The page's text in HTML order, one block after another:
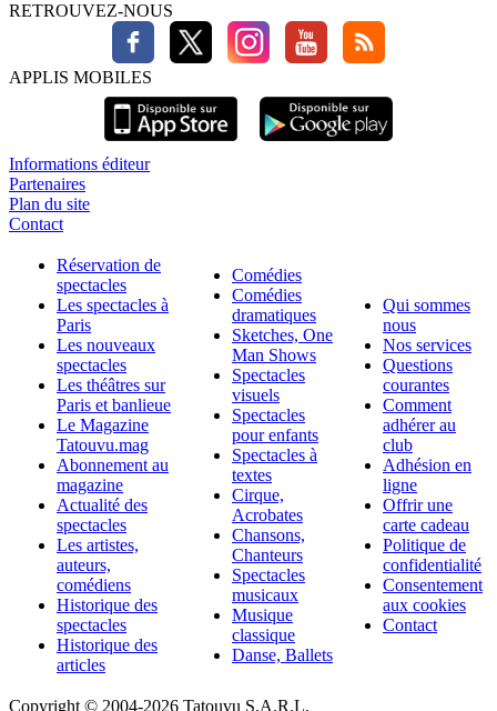
RETROUVEZ-NOUS
APPLIS MOBILES
Informations éditeur
Partenaires
Plan du site
Contact
Réservation de
spectacles
Les spectacles à
Paris
Les nouveaux
spectacles
Les théâtres sur
Paris et banlieue
Le Magazine
Tatouvu.mag
Abonnement au
magazine
Actualité des
spectacles
Les artistes,
auteurs,
comédiens
Historique des
spectacles
Historique des
articles
Comédies
Comédies
dramatiques
Sketches, One
Man Shows
Spectacles
visuels
Spectacles
pour enfants
Spectacles à
textes
Cirque,
Acrobates
Chansons,
Chanteurs
Spectacles
musicaux
Musique
classique
Danse, Ballets
Qui sommes
nous
Nos services
Questions
courantes
Comment
adhérer au
club
Adhésion en
ligne
Offrir une
carte cadeau
Politique de
confidentialité
Consentement
aux cookies
Contact
Copyright © 2004-2026 Tatouvu S.A.R.L.